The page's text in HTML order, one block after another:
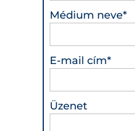
Médium neve*
E-mail cím*
Üzenet